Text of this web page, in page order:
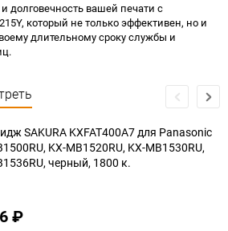
долговечность вашей печати с
который не только эффективен, но и
длительному сроку службы и
SAKURA KXFAT400A7 для Panasonic
KX-MB1520RU, KX-MB1530RU,
черный, 1800 к.
₽